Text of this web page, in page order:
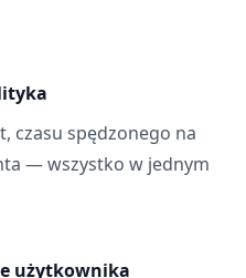
czasu spędzonego na
— wszystko w jednym
użytkownika